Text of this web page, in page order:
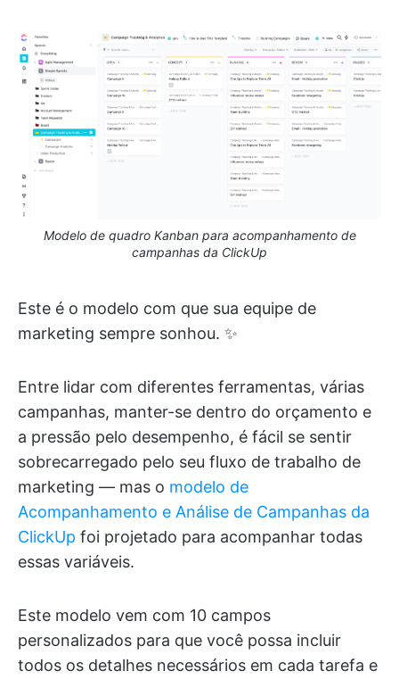
Modelo de quadro Kanban para acompanhamento de
campanhas da ClickUp
Este é o modelo com que sua equipe de
marketing sempre sonhou. ✨
Entre lidar com diferentes ferramentas, várias
campanhas, manter-se dentro do orçamento e
a pressão pelo desempenho, é fácil se sentir
sobrecarregado pelo seu fluxo de trabalho de
marketing — mas o modelo de
Acompanhamento e Análise de Campanhas da
ClickUp foi projetado para acompanhar todas
essas variáveis.
Este modelo vem com 10 campos
personalizados para que você possa incluir
todos os detalhes necessários em cada tarefa e